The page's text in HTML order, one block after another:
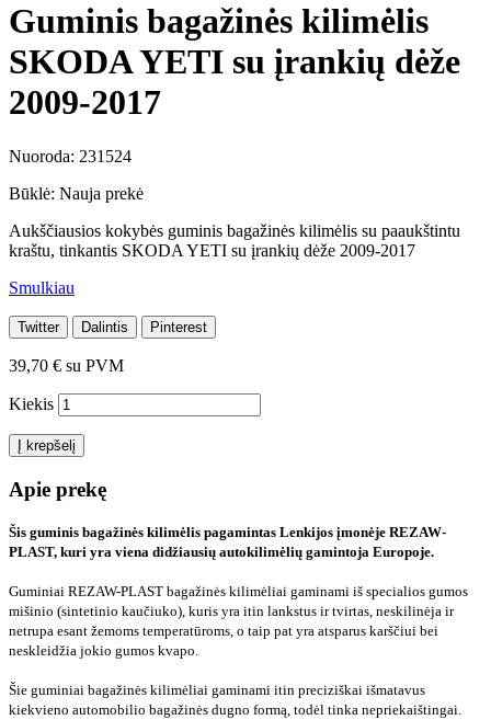
Guminis bagažinės kilimėlis
SKODA YETI su įrankių dėže
2009-2017
Nuoroda: 231524
Būklė: Nauja prekė
Aukščiausios kokybės guminis bagažinės kilimėlis su paaukštintu
kraštu, tinkantis SKODA YETI su įrankių dėže 2009-2017
Smulkiau
Twitter Dalintis Pinterest
39,70 € su PVM
Kiekis
Į krepšelį
Apie prekę
Šis guminis bagažinės kilimėlis pagamintas Lenkijos įmonėje REZAW-
PLAST, kuri yra viena didžiausių autokilimėlių gamintoja Europoje.
Guminiai REZAW-PLAST bagažinės kilimėliai gaminami iš specialios gumos
mišinio (sintetinio kaučiuko), kuris yra itin lankstus ir tvirtas, neskilinėja ir
netrupa esant žemoms temperatūroms, o taip pat yra atsparus karščiui bei
neskleidžia jokio gumos kvapo.
Šie guminiai bagažinės kilimėliai gaminami itin preciziškai išmatavus
kiekvieno automobilio bagažinės dugno formą, todėl tinka nepriekaištingai.